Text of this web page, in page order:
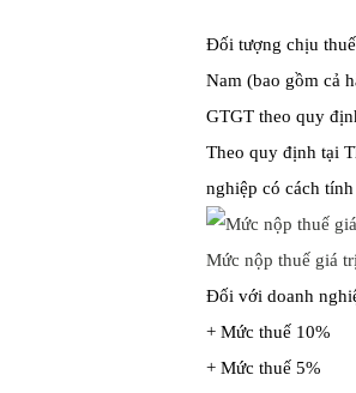
Đối tượng chịu
Nam (bao gồm cả
GTGT theo quy
Theo quy định tại
nghiệp có cách
Mức nộp thuế giá
Đối với doanh
+ Mức thuế 10%
+ Mức thuế